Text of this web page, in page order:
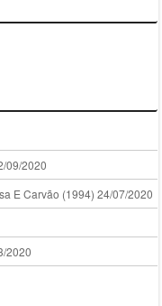
09/2020
E Carvão (1994) 24/07/2020
2020